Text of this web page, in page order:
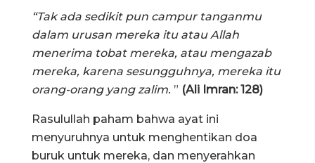
“Tak ada sedikit pun campur tanganmu
dalam urusan mereka itu atau Allah
menerima tobat mereka, atau mengazab
mereka, karena sesungguhnya, mereka itu
orang-orang yang zalim. ” (Ali Imran: 128)
Rasulullah paham bahwa ayat ini
menyuruhnya untuk menghentikan doa
buruk untuk mereka, dan menyerahkan